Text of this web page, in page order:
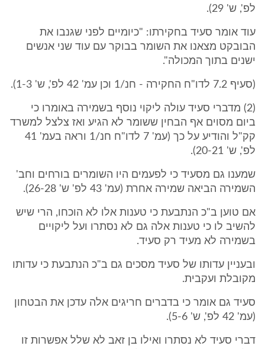
לפ', ש' 29).
עוד אומר סעיד בחקירתו: "כיומיים לפני שגנבו את
הבובקט מצאנו את השומר בבוקר עם עוד שני אנשים
ישנים בתוך המכולה".
(סעיף 7.2 לדו"ח החקירה - חנ/1 וכן עמ' 42 לפ', ש' 1-3).
(2) מדברי סעיד עולה ליקוי נוסף בשמירה באומרו כי
ביום מסוים אף הבחין ששומר לא הגיע ואז צלצל למשרד
קק"ל והודיע על כך (עמ' 7 לדו"ח חנ/1 וראה בעמ' 41
לפ', ש' 20-21).
שמענו גם מסעיד כי לפעמים היו השומרים בורחים וחב'
השמירה הביאה שמירה אחרת (עמ' 43 לפ' ש' 26-28).
אם טוען ב"כ הנתבעת כי טענות אלו לא הוכחו, הרי שיש
להשיב לו כי טענות אלה גם לא נסתרו ועל ליקויים
בשמירה לא מעיד רק סעיד.
ובעניין עדותו של סעיד מסכים גם ב"כ הנתבעת כי עדותו
מקובלת ועקבית.
סעיד גם אומר כי בדברים חריגים אלה עדכן את הבטחון
(עמ' 42 לפ', ש' 5-6).
דברי סעיד לא נסתרו ואילו בן זאב לא שלל אפשרות זו